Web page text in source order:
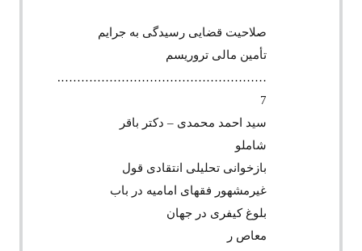
صلاحیت قضایی رسیدگی به جرایم
تأمین مالی تروریسم
…………………………………………….
7
سید احمد محمدی – دکتر باقر
شاملو
بازخوانی تحلیلی انتقادی قول
غیرمشهور فقهای امامیه در باب
بلوغ کیفری در جهان
معاص ر